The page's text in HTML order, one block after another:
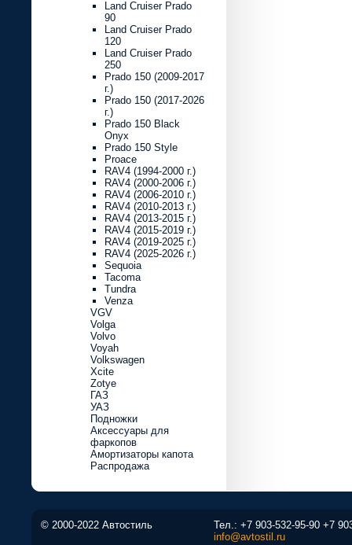
Land Cruiser Prado
90
Land Cruiser Prado
120
Land Cruiser Prado
250
Prado 150 (2009-2017
г.)
Prado 150 (2017-2026
г.)
Prado 150 Black
Onyx
Prado 150 Style
Proace
RAV4 (1994-2000 г.)
RAV4 (2000-2006 г.)
RAV4 (2006-2010 г.)
RAV4 (2010-2013 г.)
RAV4 (2013-2015 г.)
RAV4 (2015-2019 г.)
RAV4 (2019-2025 г.)
RAV4 (2025-2026 г.)
Sequoia
Tacoma
Tundra
Venza
VGV
Volga
Volvo
Voyah
Volkswagen
Xcite
Zotye
ГАЗ
УАЗ
Подножки
Аксессуары для
фаркопов
Амортизаторы капота
Распродажа
© 2000-2022 Автостиль Тел.: +7 903-532-95-90 +7
info@avtostil.ru